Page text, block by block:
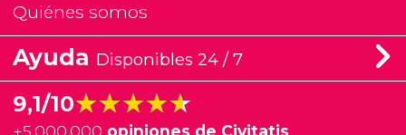
Quiénes somos
Ayuda Disponibles 24 / 7
9,1/10★★★★★
★★★★★
+5.000.000 opiniones de Civitatis